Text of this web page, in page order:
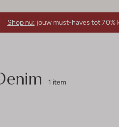
Shop nu: jouw must-haves tot 70%
1 item